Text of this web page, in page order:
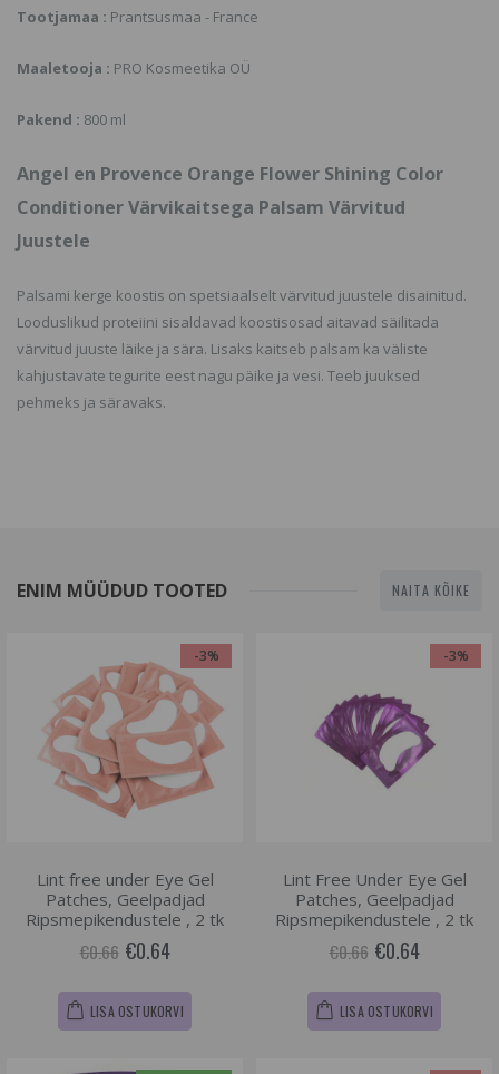
Tootjamaa : Prantsusmaa - France
Maaletooja : PRO Kosmeetika OÜ
Pakend : 800 ml
Angel en Provence Orange Flower Shining Color
Conditioner Värvikaitsega Palsam Värvitud
Juustele
Palsami kerge koostis on spetsiaalselt värvitud juustele disainitud.
Looduslikud proteiini sisaldavad koostisosad aitavad säilitada
värvitud juuste läike ja sära. Lisaks kaitseb palsam ka väliste
kahjustavate tegurite eest nagu päike ja vesi. Teeb juuksed
pehmeks ja säravaks.
ENIM MÜÜDUD TOOTED NAITA KÕIKE
-3%
Lint free under Eye Gel
Patches, Geelpadjad
Ripsmepikendustele , 2 tk
€0.66 €0.64
LISA OSTUKORVI
-3%
Lint Free Under Eye Gel
Patches, Geelpadjad
Ripsmepikendustele , 2 tk
€0.66 €0.64
LISA OSTUKORVI